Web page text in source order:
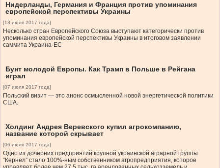
Нидерланды, Германия и Франция против упоминания
европейской перспективы Украины
[13 июля 2017 года]
Несколько стран Европейского Союза выступают категорически против
упоминания европейской перспективы Украины в итоговом заявлении
саммита Украина-ЕС
Бунт молодой Европы. Как Трамп в Польше в Рейгана
играл
[07 июля 2017 года]
Польский визит — это анонс осмысленной новой энергетической политики
США.
Холдинг Андрея Веревского купил агрокомпанию,
название которой скрывает
[06 июля 2017 года]
Одно из дочерних предприятий крупной украинской аграрной группы
“Кернел” стало 100%-ным собственником агропредприятия, которое